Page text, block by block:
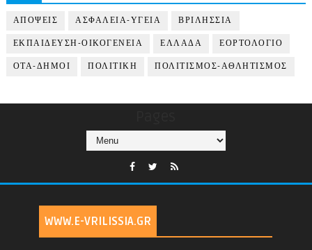
ΑΠΟΨΕΙΣ ΑΣΦΑΛΕΙΑ-ΥΓΕΙΑ ΒΡΙΛΗΣΣΙΑ
ΕΚΠΑΙΔΕΥΣΗ-ΟΙΚΟΓΕΝΕΙΑ ΕΛΛΑΔΑ ΕΟΡΤΟΛΟΓΙΟ
ΟΤΑ-ΔΗΜΟΙ ΠΟΛΙΤΙΚΗ ΠΟΛΙΤΙΣΜΟΣ-ΑΘΛΗΤΙΣΜΟΣ
WWW.E-VRILISSIA.GR